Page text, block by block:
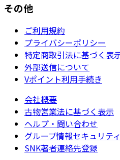
その他
ご利用規約
プライバシーポリシー
特定商取引法に基づく表
外部送信について
Vポイント利用手続き
会社概要
古物営業法に基づく表示
ヘルプ・問い合わせ
グループ情報セキュリテ
SNK著者連絡先登録